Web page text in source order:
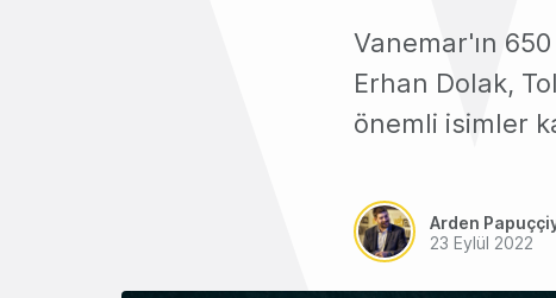
Vanemar'ın
Erhan Dolak,
önemli isimler
Arden
23 Eylül 2022